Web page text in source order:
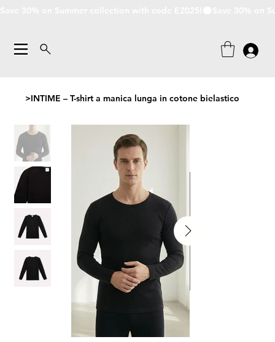
>INTIME – T-shirt a manica lunga in cotone bielastico